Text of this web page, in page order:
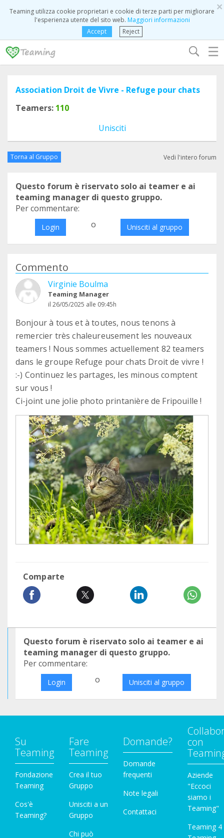
×
Teaming utilizza cookie proprietari e cookie di terze parti per migliorare
l'esperienza utente del sito web. Maggiori informazioni
Accept
Reject
☰
Association Droit de Vivre - Refuge pour chats
Teamers: 110
Unisciti
Torna al Gruppo Vedi l'intero forum
Questo forum è riservato solo ai teamer e ai
teaming manager di questo gruppo.
Per commentare:
Login o Unisciti al gruppo
Commento
Virginie Boulma
Teaming Manager
il 26/05/2025 alle 09:45h
Bonjour à tous et à toutes, nous tenons à
remercier très chaleureusement les nouveaux
teamers ! Nous sommes actuellement 82 teamers
dans le groupe Refuge pour chats Droit de vivre !
:-) Continuez les partages, les minous comptent
sur vous !
Ci-joint une jolie photo printanière de Fripouille !
Comparte
Questo forum è riservato solo ai teamer e ai
teaming manager di questo gruppo.
Per commentare:
Login o Unisciti al gruppo
Su
Teaming
Fondazione
Teaming
Cos'è
Teaming?
Fare
Teaming
Crea il tuo
Gruppo
Unisciti a un
Gruppo
Chi può
Domande?
Domande
frequenti
Note legali
Contattaci
con
Aziende
"Eccoci
siamo i
Teaming"
Teaming 4